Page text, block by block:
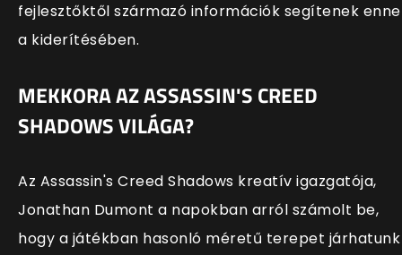
fejlesztőktől származó információk segítenek
a kiderítésében.
MEKKORA AZ ASSASSIN'S CREED
SHADOWS VILÁGA?
Az Assassin's Creed Shadows kreatív igazgatója,
Jonathan Dumont a napokban arról számolt be,
hogy a játékban hasonló méretű terepet járhatunk